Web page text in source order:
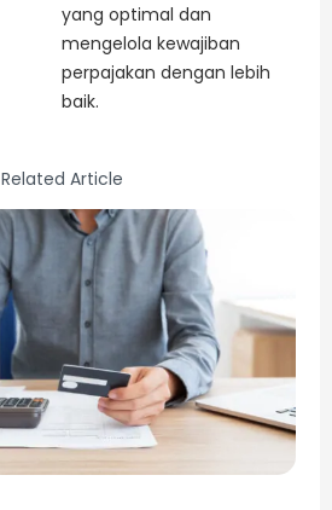
yang optimal dan
mengelola kewajiban
perpajakan dengan lebih
baik.
Related Article